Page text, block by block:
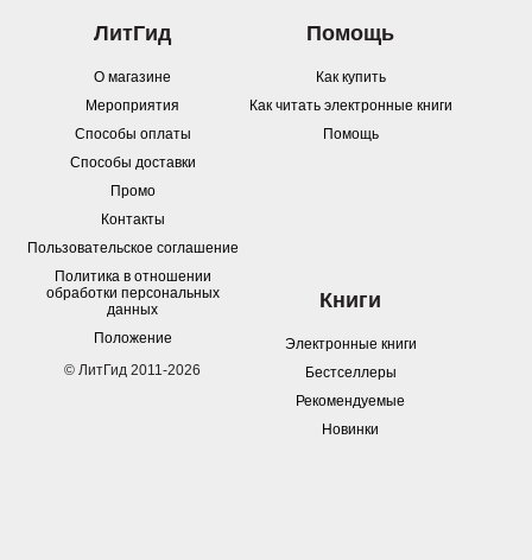
ЛитГид
О магазине
Мероприятия
Способы оплаты
Способы доставки
Промо
Контакты
Пользовательское соглашение
Политика в отношении
обработки персональных
данных
Положение
© ЛитГид 2011-2026
Помощь
Как купить
Как читать электронные книги
Помощь
Книги
Электронные книги
Бестселлеры
Рекомендуемые
Новинки